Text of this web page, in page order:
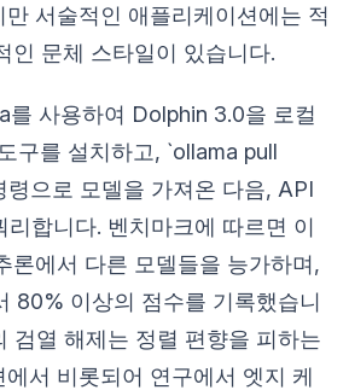
서술적인 애플리케이션에는 적
인 문체 스타일이 있습니다.
를 사용하여 Dolphin 3.0을 로컬
구를 설치하고, `ollama pull
으로 모델을 가져온 다음, API
리합니다. 벤치마크에 따르면 이
론에서 다른 모델들을 능가하며,
80% 이상의 점수를 기록했습니
검열 해제는 정렬 편향을 피하는
서 비롯되어 연구에서 엣지 케